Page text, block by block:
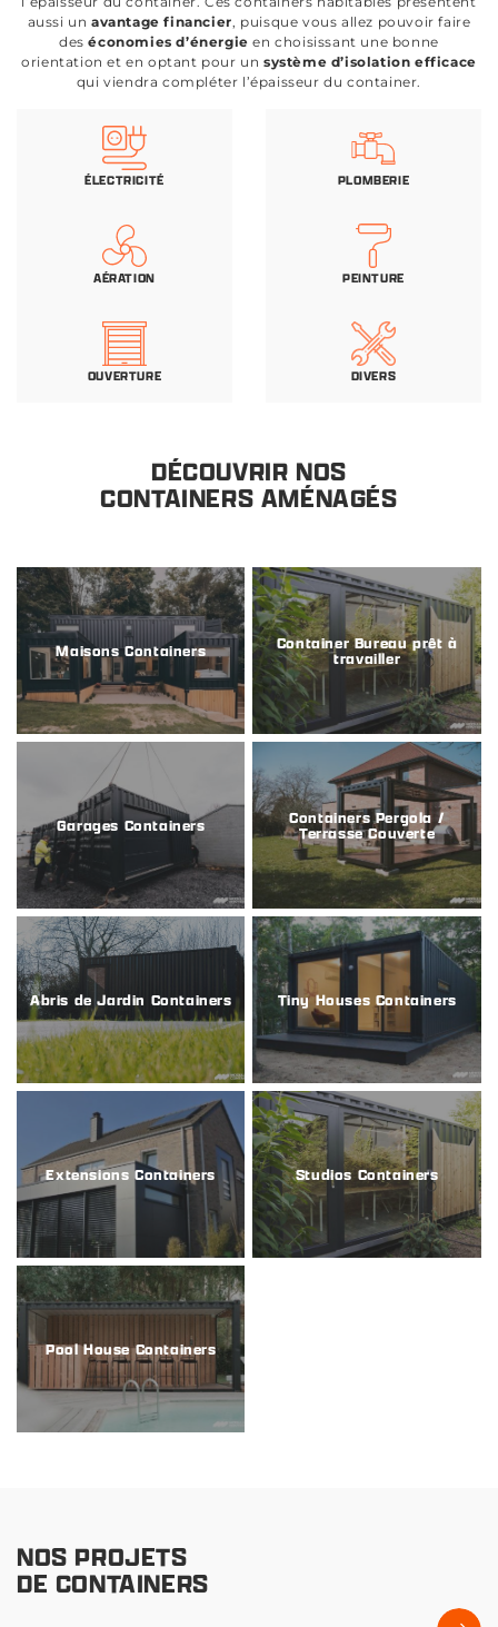
aussi unavantage financier, puisque vous allez pouvoir faire
deséconomies d’énergie en choisissant une bonne
orientation et en optant pour un système d’isolation efficace
qui viendra compléter l’épaisseur du container.
ÉLECTRICITÉ PLOMBERIE
AÉRATION PEINTURE
OUVERTURE DIVERS
DÉCOUVRIR NOS
CONTAINERS AMÉNAGÉS
Maisons Containers Container Bureau prêt à
travailler
Garages Containers Containers Pergola /
Terrasse Couverte
Abris de Jardin Containers Tiny Houses Containers
Extensions Containers Studios Containers
Pool House Containers
NOS PROJETS
DE CONTAINERS